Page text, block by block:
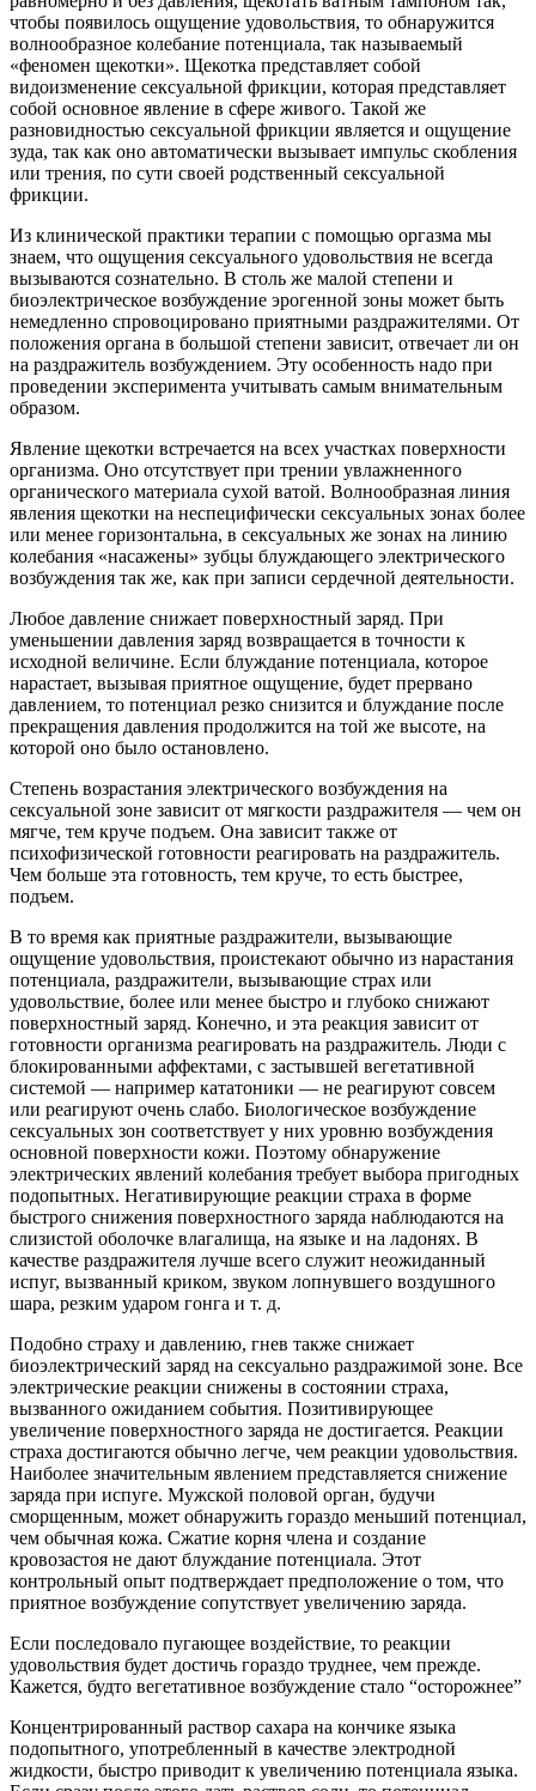
чтобы появилось ощущение удовольствия, то обнаружится
волнообразное колебание потенциала, так называемый
«феномен щекотки». Щекотка представляет собой
видоизменение сексуальной фрикции, которая представляет
собой основное явление в сфере живого. Такой же
разновидностью сексуальной фрикции является и ощущение
зуда, так как оно автоматически вызывает импульс скобления
или трения, по сути своей родственный сексуальной
фрикции.
Из клинической практики терапии с помощью оргазма мы
знаем, что ощущения сексуального удовольствия не всегда
вызываются сознательно. В столь же малой степени и
биоэлектрическое возбуждение эрогенной зоны может быть
немедленно спровоцировано приятными раздражителями. От
положения органа в большой степени зависит, отвечает ли он
на раздражитель возбуждением. Эту особенность надо при
проведении эксперимента учитывать самым внимательным
образом.
Явление щекотки встречается на всех участках поверхности
организма. Оно отсутствует при трении увлажненного
органического материала сухой ватой. Волнообразная линия
явления щекотки на неспецифически сексуальных зонах более
или менее горизонтальна, в сексуальных же зонах на линию
колебания «насажены» зубцы блуждающего электрического
возбуждения так же, как при записи сердечной деятельности.
Любое давление снижает поверхностный заряд. При
уменьшении давления заряд возвращается в точности к
исходной величине. Если блуждание потенциала, которое
нарастает, вызывая приятное ощущение, будет прервано
давлением, то потенциал резко снизится и блуждание после
прекращения давления продолжится на той же высоте, на
которой оно было остановлено.
Степень возрастания электрического возбуждения на
сексуальной зоне зависит от мягкости раздражителя — чем он
мягче, тем круче подъем. Она зависит также от
психофизической готовности реагировать на раздражитель.
Чем больше эта готовность, тем круче, то есть быстрее,
подъем.
В то время как приятные раздражители, вызывающие
ощущение удовольствия, проистекают обычно из нарастания
потенциала, раздражители, вызывающие страх или
удовольствие, более или менее быстро и глубоко снижают
поверхностный заряд. Конечно, и эта реакция зависит от
готовности организма реагировать на раздражитель. Люди с
блокированными аффектами, с застывшей вегетативной
системой — например кататоники — не реагируют совсем
или реагируют очень слабо. Биологическое возбуждение
сексуальных зон соответствует у них уровню возбуждения
основной поверхности кожи. Поэтому обнаружение
электрических явлений колебания требует выбора пригодных
подопытных. Негативирующие реакции страха в форме
быстрого снижения поверхностного заряда наблюдаются на
слизистой оболочке влагалища, на языке и на ладонях. В
качестве раздражителя лучше всего служит неожиданный
испуг, вызванный криком, звуком лопнувшего воздушного
шара, резким ударом гонга и т. д.
Подобно страху и давлению, гнев также снижает
биоэлектрический заряд на сексуально раздражимой зоне. Все
электрические реакции снижены в состоянии страха,
вызванного ожиданием события. Позитивирующее
увеличение поверхностного заряда не достигается. Реакции
страха достигаются обычно легче, чем реакции удовольствия.
Наиболее значительным явлением представляется снижение
заряда при испуге. Мужской половой орган, будучи
сморщенным, может обнаружить гораздо меньший потенциал,
чем обычная кожа. Сжатие корня члена и создание
кровозастоя не дают блуждание потенциала. Этот
контрольный опыт подтверждает предположение о том, что
приятное возбуждение сопутствует увеличению заряда.
Если последовало пугающее воздействие, то реакции
удовольствия будет достичь гораздо труднее, чем прежде.
Кажется, будто вегетативное возбуждение стало “осторожнее”
Концентрированный раствор сахара на кончике языка
подопытного, употребленный в качестве электродной
жидкости, быстро приводит к увеличению потенциала языка.